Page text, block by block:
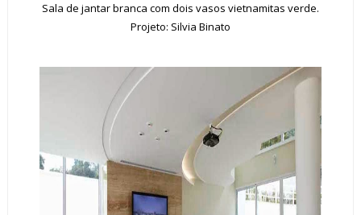
Sala de jantar branca com dois vasos vietnamitas verde.
Projeto: Silvia Binato